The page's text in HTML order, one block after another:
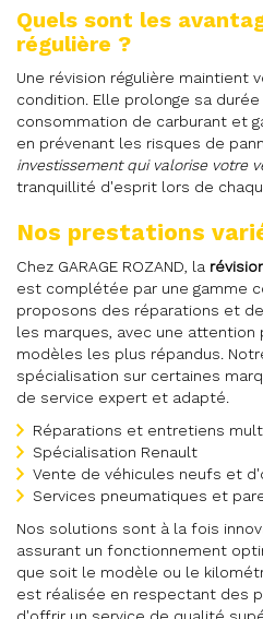
Quels sont les
régulière ?
Une révision régulière maintient
condition. Elle prolonge sa
consommation de carburant et
en prévenant les risques de
investissement qui valorise votre
tranquillité d'esprit lors de
Nos prestations
Chez GARAGE ROZAND, la
est complétée par une gamme
proposons des réparations et
les marques, avec une attention
modèles les plus répandus.
spécialisation sur certaines
de service expert et adapté.
Réparations et entretiens
Spécialisation Renault
Vente de véhicules neufs et
Services pneumatiques et
Nos solutions sont à la fois
assurant un fonctionnement
que soit le modèle ou le
est réalisée en respectant des